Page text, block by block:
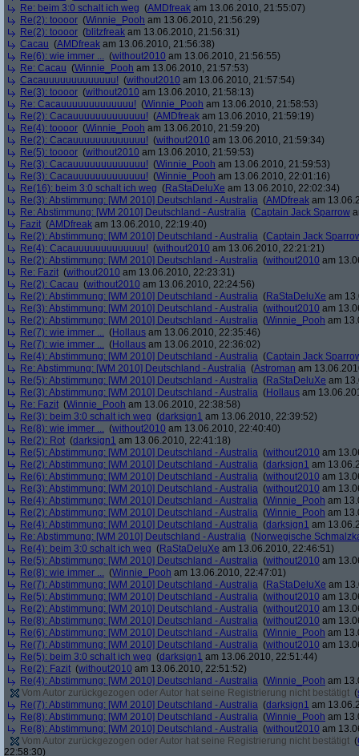
Re: beim 3:0 schalt ich weg (AMDfreak am 13.06.2010, 21:55:07)
Re(2): toooor (Winnie_Pooh am 13.06.2010, 21:56:29)
Re(2): toooor (blitzfreak am 13.06.2010, 21:56:31)
Cacau (AMDfreak am 13.06.2010, 21:56:38)
Re(6): wie immer ... (without2010 am 13.06.2010, 21:56:55)
Re: Cacau (Winnie_Pooh am 13.06.2010, 21:57:53)
Cacauuuuuuuuuuuuu! (without2010 am 13.06.2010, 21:57:54)
Re(3): toooor (without2010 am 13.06.2010, 21:58:13)
Re: Cacauuuuuuuuuuuuu! (Winnie_Pooh am 13.06.2010, 21:58:53)
Re(2): Cacauuuuuuuuuuuuu! (AMDfreak am 13.06.2010, 21:59:19)
Re(4): toooor (Winnie_Pooh am 13.06.2010, 21:59:20)
Re(2): Cacauuuuuuuuuuuuu! (without2010 am 13.06.2010, 21:59:34)
Re(5): toooor (without2010 am 13.06.2010, 21:59:53)
Re(3): Cacauuuuuuuuuuuuu! (Winnie_Pooh am 13.06.2010, 21:59:53)
Re(3): Cacauuuuuuuuuuuuu! (Winnie_Pooh am 13.06.2010, 22:01:16)
Re(16): beim 3:0 schalt ich weg (RaStaDeluXe am 13.06.2010, 22:02:34)
Re(3): Abstimmung: [WM 2010] Deutschland - Australia (AMDfreak am
Re: Abstimmung: [WM 2010] Deutschland - Australia (Captain Jack Sparrow
Fazit (AMDfreak am 13.06.2010, 22:19:40)
Re(2): Abstimmung: [WM 2010] Deutschland - Australia (Captain Jack
Re(4): Cacauuuuuuuuuuuuu! (without2010 am 13.06.2010, 22:21:21)
Re(2): Abstimmung: [WM 2010] Deutschland - Australia (without2010 am
Re: Fazit (without2010 am 13.06.2010, 22:23:31)
Re(2): Cacau (without2010 am 13.06.2010, 22:24:56)
Re(2): Abstimmung: [WM 2010] Deutschland - Australia (RaStaDeluXe am
Re(3): Abstimmung: [WM 2010] Deutschland - Australia (without2010 am
Re(2): Abstimmung: [WM 2010] Deutschland - Australia (Winnie_Pooh am
Re(7): wie immer ... (Hollaus am 13.06.2010, 22:35:46)
Re(7): wie immer ... (Hollaus am 13.06.2010, 22:36:02)
Re(4): Abstimmung: [WM 2010] Deutschland - Australia (Captain Jack
Re: Abstimmung: [WM 2010] Deutschland - Australia (Astroman am
Re(5): Abstimmung: [WM 2010] Deutschland - Australia (RaStaDeluXe am
Re(3): Abstimmung: [WM 2010] Deutschland - Australia (Hollaus am
Re: Fazit (Winnie_Pooh am 13.06.2010, 22:38:58)
Re(3): beim 3:0 schalt ich weg (darksign1 am 13.06.2010, 22:39:52)
Re(8): wie immer ... (without2010 am 13.06.2010, 22:40:40)
Re(2): Rot (darksign1 am 13.06.2010, 22:41:18)
Re(5): Abstimmung: [WM 2010] Deutschland - Australia (without2010 am
Re(2): Abstimmung: [WM 2010] Deutschland - Australia (darksign1 am
Re(6): Abstimmung: [WM 2010] Deutschland - Australia (without2010 am
Re(3): Abstimmung: [WM 2010] Deutschland - Australia (without2010 am
Re(4): Abstimmung: [WM 2010] Deutschland - Australia (Winnie_Pooh am
Re(2): Abstimmung: [WM 2010] Deutschland - Australia (Winnie_Pooh am
Re(4): Abstimmung: [WM 2010] Deutschland - Australia (darksign1 am
Re: Abstimmung: [WM 2010] Deutschland - Australia (Norwegische
Re(4): beim 3:0 schalt ich weg (RaStaDeluXe am 13.06.2010, 22:46:51)
Re(5): Abstimmung: [WM 2010] Deutschland - Australia (without2010 am
Re(8): wie immer ... (Winnie_Pooh am 13.06.2010, 22:47:01)
Re(7): Abstimmung: [WM 2010] Deutschland - Australia (RaStaDeluXe am
Re(5): Abstimmung: [WM 2010] Deutschland - Australia (without2010 am
Re(2): Abstimmung: [WM 2010] Deutschland - Australia (without2010 am
Re(8): Abstimmung: [WM 2010] Deutschland - Australia (without2010 am
Re(6): Abstimmung: [WM 2010] Deutschland - Australia (Winnie_Pooh am
Re(7): Abstimmung: [WM 2010] Deutschland - Australia (without2010 am
Re(5): beim 3:0 schalt ich weg (darksign1 am 13.06.2010, 22:51:44)
Re(2): Fazit (without2010 am 13.06.2010, 22:51:52)
Re(4): Abstimmung: [WM 2010] Deutschland - Australia (Winnie_Pooh am
Vom Autor zurückgezogen oder Autor hat seine Registrierung nicht bestätigt (
Re(7): Abstimmung: [WM 2010] Deutschland - Australia (darksign1 am
Re(8): Abstimmung: [WM 2010] Deutschland - Australia (Winnie_Pooh am
Re(8): Abstimmung: [WM 2010] Deutschland - Australia (without2010 am
Vom Autor zurückgezogen oder Autor hat seine Registrierung nicht bestätigt (
22:58:30)